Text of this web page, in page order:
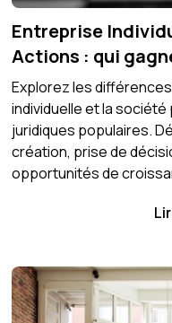
Entreprise
Actions : qui
Explorez les
individuelle et la
juridiques populaires.
création, prise de
opportunités de